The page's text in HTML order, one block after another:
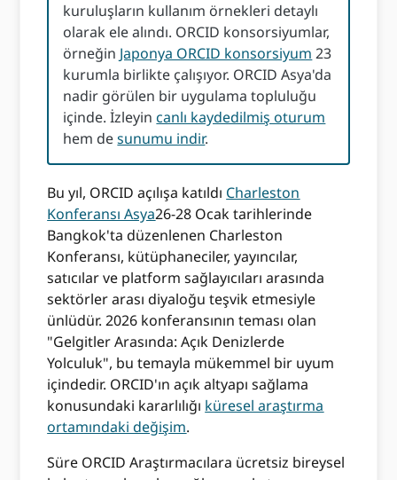
kuruluşların kullanım örnekleri detaylı
olarak ele alındı. ORCID konsorsiyumlar,
örneğin Japonya ORCID konsorsiyum 23
kurumla birlikte çalışıyor. ORCID Asya'da
nadir görülen bir uygulama topluluğu
içinde. İzleyincanlı kaydedilmiş oturum
hem desunumu indir.
Bu yıl, ORCID açılışa katıldı Charleston
Konferansı Asya26-28 Ocak tarihlerinde
Bangkok'ta düzenlenen Charleston
Konferansı, kütüphaneciler, yayıncılar,
satıcılar ve platform sağlayıcıları arasında
sektörler arası diyaloğu teşvik etmesiyle
ünlüdür. 2026 konferansının teması olan
"Gelgitler Arasında: Açık Denizlerde
Yolculuk", bu temayla mükemmel bir uyum
içindedir. ORCID'ın açık altyapı sağlama
konusundaki kararlılığı küresel araştırma
ortamındaki değişim.
Süre ORCID Araştırmacılara ücretsiz bireysel